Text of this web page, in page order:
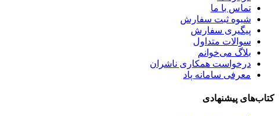
تماس با ما
شیوه ثبت سفارش
پیگیری سفارش
سوالات متداول
بلاگ می‌خوانم
درخواست همکاری ناشران
معرفی سامانه پاد
کتاب‌های پیشنهادی